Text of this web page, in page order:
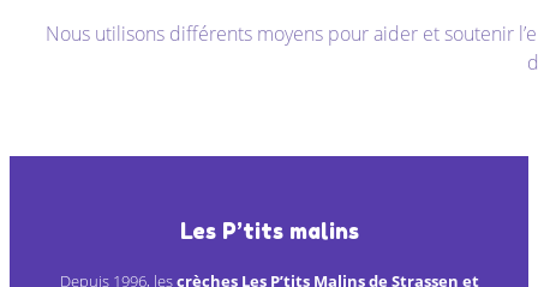
Nous utilisons différents moyens pour aider et soutenir
Les P’tits malins
Depuis 1996, lescrèches Les P’tits Malins de Strassen et